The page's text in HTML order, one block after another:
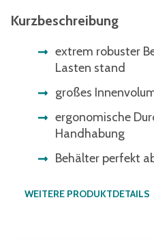
Kurzbeschreibung
extrem robuster
Lasten stand
großes
ergonomische
Handhabung
Behälter perfekt
WEITERE PRODUKTDETAILS